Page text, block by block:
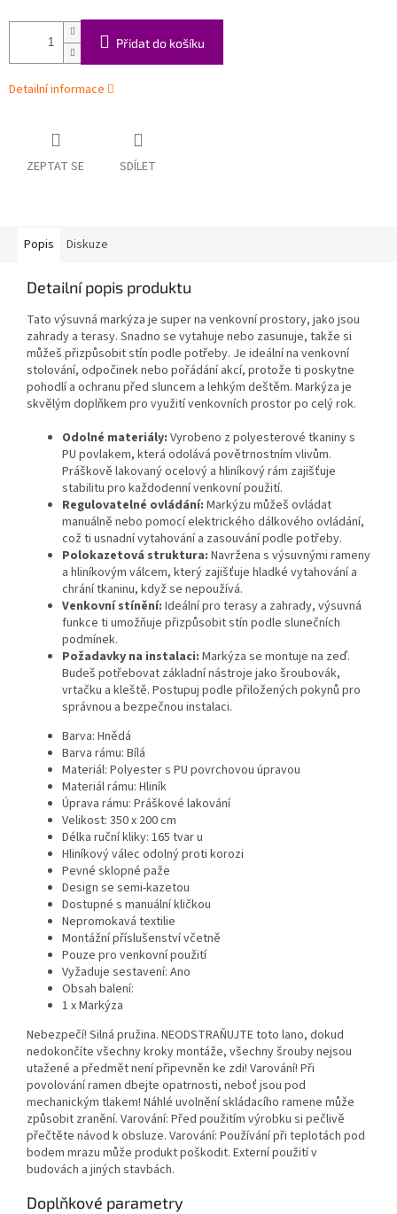
Přidat do košíku
Detailní informace
ZEPTAT SE SDÍLET
Popis Diskuze
Detailní popis produktu
Tato výsuvná markýza je super na venkovní prostory, jako jsou
zahrady a terasy. Snadno se vytahuje nebo zasunuje, takže si
můžeš přizpůsobit stín podle potřeby. Je ideální na venkovní
stolování, odpočinek nebo pořádání akcí, protože ti poskytne
pohodlí a ochranu před sluncem a lehkým deštěm. Markýza je
skvělým doplňkem pro využití venkovních prostor po celý rok.
Odolné materiály: Vyrobeno z polyesterové tkaniny s
PU povlakem, která odolává povětrnostním vlivům.
Práškově lakovaný ocelový a hliníkový rám zajišťuje
stabilitu pro každodenní venkovní použití.
Regulovatelné ovládání: Markýzu můžeš ovládat
manuálně nebo pomocí elektrického dálkového ovládání,
což ti usnadní vytahování a zasouvání podle potřeby.
Polokazetová struktura: Navržena s výsuvnými rameny
a hliníkovým válcem, který zajišťuje hladké vytahování a
chrání tkaninu, když se nepoužívá.
Venkovní stínění: Ideální pro terasy a zahrady, výsuvná
funkce ti umožňuje přizpůsobit stín podle slunečních
podmínek.
Požadavky na instalaci: Markýza se montuje na zeď.
Budeš potřebovat základní nástroje jako šroubovák,
vrtačku a kleště. Postupuj podle přiložených pokynů pro
správnou a bezpečnou instalaci.
Barva: Hnědá
Barva rámu: Bílá
Materiál: Polyester s PU povrchovou úpravou
Materiál rámu: Hliník
Úprava rámu: Práškové lakování
Velikost: 350 x 200 cm
Délka ruční kliky: 165 tvar u
Hliníkový válec odolný proti korozi
Pevné sklopné paže
Design se semi-kazetou
Dostupné s manuální kličkou
Nepromokavá textilie
Montážní příslušenství včetně
Pouze pro venkovní použití
Vyžaduje sestavení: Ano
Obsah balení:
1 x Markýza
Nebezpečí! Silná pružina. NEODSTRAŇUJTE toto lano, dokud
nedokončíte všechny kroky montáže, všechny šrouby nejsou
utažené a předmět není připevněn ke zdi! Varování! Při
povolování ramen dbejte opatrnosti, neboť jsou pod
mechanickým tlakem! Náhlé uvolnění skládacího ramene může
způsobit zranění. Varování: Před použitím výrobku si pečlivě
přečtěte návod k obsluze. Varování: Používání při teplotách pod
bodem mrazu může produkt poškodit. Externí použití v
budovách a jiných stavbách.
Doplňkové parametry